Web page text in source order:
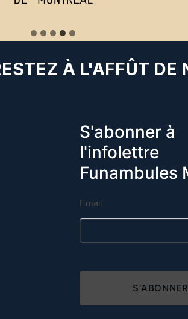
À L'AFFÛT DE
S'abonner à
l'infolettre
Funambules
Email
S'ABONNER